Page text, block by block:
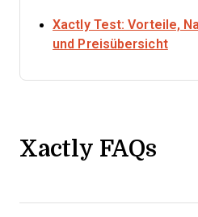
Xactly Test: Vorteile,
und Preisübersicht
Xactly FAQs